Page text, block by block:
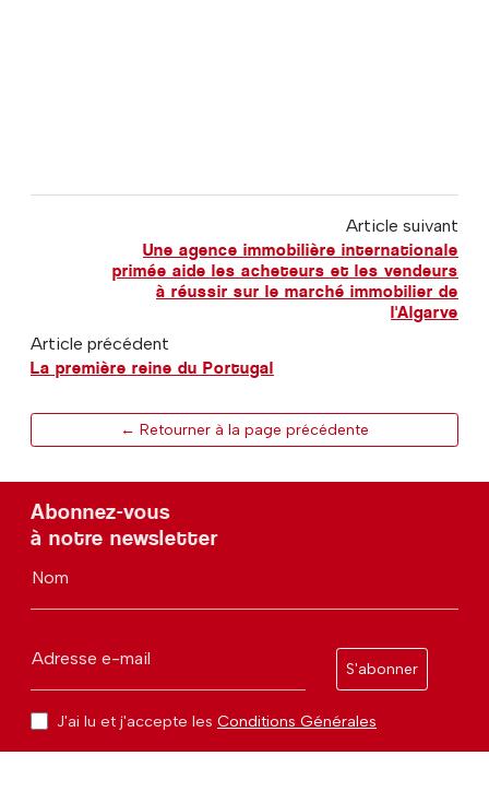
Article suivant
Une agence immobilière internationale
primée aide les acheteurs et les vendeurs
à réussir sur le marché immobilier de
l'Algarve
Article précédent
La première reine du Portugal
← Retourner à la page précédente
Abonnez-vous
à notre newsletter
Nom
Adresse e-mail
S'abonner
J'ai lu et j'accepte les Conditions Générales